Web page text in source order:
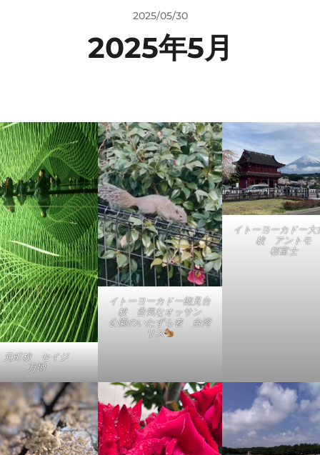
2025/05/30
2025年5月
元町校 セイジ
万博
イトーヨーカドー能見台
校 呑気なオッサン
公園のいたずら者 台湾
リス
イトーヨーカドー大
校 アントモ
桜富士